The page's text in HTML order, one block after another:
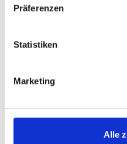
Präferenzen
Statistiken
Marketing
Alle
und finanziert wird.
An welchen
Mobilität in
derzeit?
COVID-19 wird unserer
Der Lockdown hat die
Bevölkerungsgruppen